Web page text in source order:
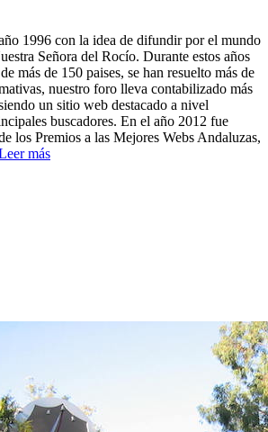
1996 con la idea de difundir por el mundo
Señora del Rocío. Durante estos años
más de 150 paises, se han resuelto más de
nuestro foro lleva contabilizado más
un sitio web destacado a nivel
buscadores. En el año 2012 fue
los Premios a las Mejores Webs Andaluzas,
más